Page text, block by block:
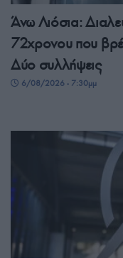
Άνω Λιόσια:
72χρονου που
Δύο συλλήψεις
6/08/2026 - 7:30μμ